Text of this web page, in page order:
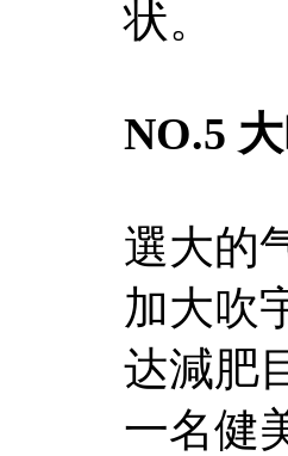
状。
NO.5
選大的
加大吹
达減肥
一名健